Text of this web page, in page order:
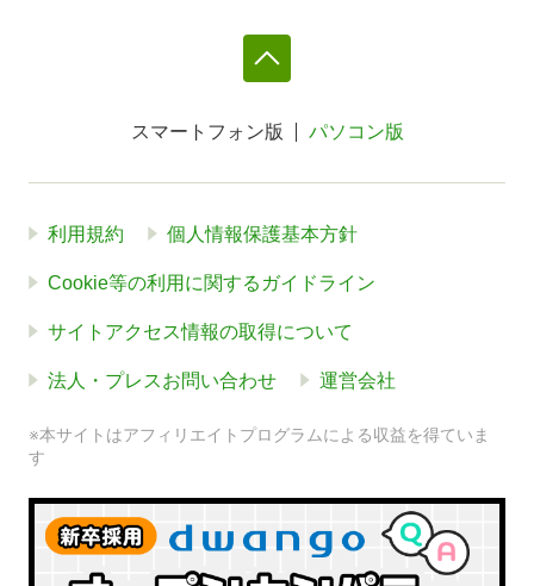
スマートフォン版 パソコン版
利用規約 個人情報保護基本方針
Cookie等の利用に関するガイドライン
サイトアクセス情報の取得について
法人・プレスお問い合わせ 運営会社
※本サイトはアフィリエイトプログラムによる収益を得ていま
す